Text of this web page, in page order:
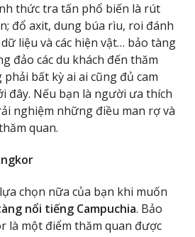
thức tra tấn phổ biến là rút
đổ axit, dung búa rìu, roi đánh
liệu và các hiện vật… bảo tàng
đảo các du khách đến thăm
bất kỳ ai ai cũng đủ cam
đây. Nếu bạn là người ưa thích
nghiệm những điều man rợ và
quan.
chọn nữa của bạn khi muốn
nổi tiếng Campuchia. Bảo
là một điểm thăm quan được